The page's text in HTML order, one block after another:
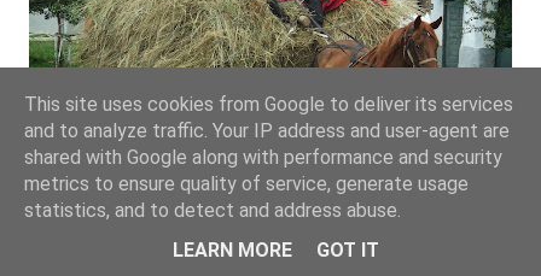
This site uses cookies from Google to deliver its services
and to analyze traffic. Your IP address and user-agent are
shared with Google along with performance and security
metrics to ensure quality of service, generate usage
statistics, and to detect and address abuse.
LEARN MORE
GOT IT